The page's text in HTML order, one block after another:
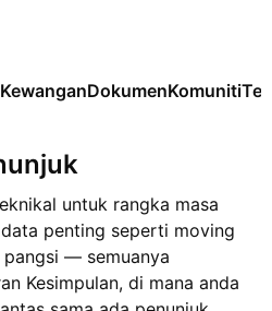
KewanganDokumenKomuniti
untuk rangka masa
penting seperti moving
— semuanya
Kesimpulan, di mana anda